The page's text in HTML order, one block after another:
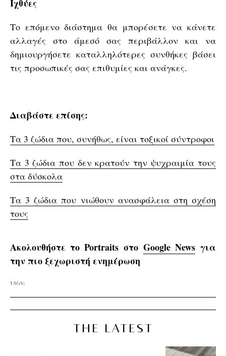
Ιχθύες
Το επόμενο διάστημα θα μπορέσετε να κάνετε
αλλαγές στο άμεσό σας περιβάλλον και να
δημιουργήσετε καταλληλότερες συνθήκες βάσει
τις προσωπικές σας επιθυμίες και ανάγκες.
Διαβάστε επίσης:
Τα 3 ζώδια που, συνήθως, είναι τοξικοί σύντροφοι
Τα 3 ζώδια που δεν κρατούν την ψυχραιμία τους
στα δύσκολα
Τα 3 ζώδια που νιώθουν ανασφάλεια στη σχέση
τους
Ακολουθήστε το Portraits στο Google Newsγια
την πιο ξεχωριστή ενημέρωση
TAGS:
THE LATEST